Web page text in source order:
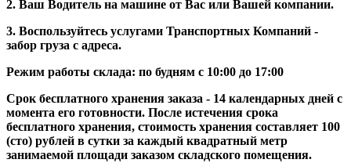
2. Ваш Водитель на машине от Вас или Вашей компании.
3. Воспользуйтесь услугами Транспортных Компаний -
забор груза с адреса.
Режим работы склада: по будням с 10:00 до 17:00
Срок бесплатного хранения заказа - 14 календарных дней с
момента его готовности. После истечения срока
бесплатного хранения, стоимость хранения составляет 100
(сто) рублей в сутки за каждый квадратный метр
занимаемой площади заказом складского помещения.